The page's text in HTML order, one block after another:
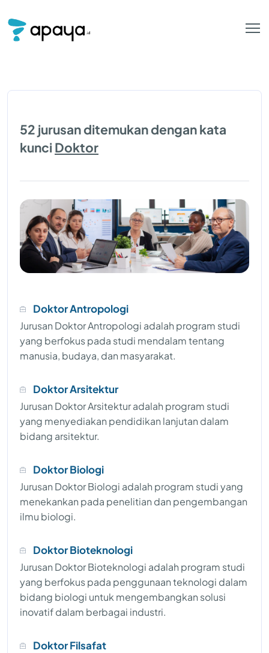
52 jurusan ditemukan dengan kata
kunci Doktor
Doktor Antropologi
Jurusan Doktor Antropologi adalah program studi
yang berfokus pada studi mendalam tentang
manusia, budaya, dan masyarakat.
Doktor Arsitektur
Jurusan Doktor Arsitektur adalah program studi
yang menyediakan pendidikan lanjutan dalam
bidang arsitektur.
Doktor Biologi
Jurusan Doktor Biologi adalah program studi yang
menekankan pada penelitian dan pengembangan
ilmu biologi.
Doktor Bioteknologi
Jurusan Doktor Bioteknologi adalah program studi
yang berfokus pada penggunaan teknologi dalam
bidang biologi untuk mengembangkan solusi
inovatif dalam berbagai industri.
Doktor Filsafat